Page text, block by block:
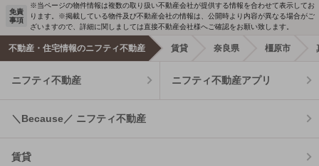
免責
事項
※当ページの物件情報は複数の取り扱い不動産会社が提供する情報を合わせて表示してお
ります。※掲載している物件及び不動産会社の情報は、公開時より内容が異なる場合がご
ざいますので、詳細に関しましては直接不動産会社様へご確認をお願い致します。
不動産・住宅情報のニフティ不動産 賃貸 奈良県 橿原市
ニフティ不動産 ニフティ不動産アプリ
＼Because／ ニフティ不動産
賃貸